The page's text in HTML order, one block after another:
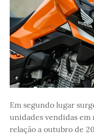
Em segundo lugar
unidades vendidas em
relação a outubro de